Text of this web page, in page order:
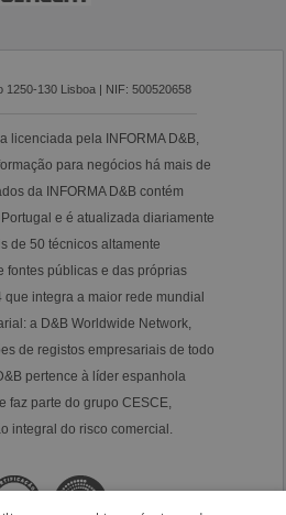
1250-130 Lisboa | NIF: 500520658
licenciada pela INFORMA D&B,
para negócios há mais de
da INFORMA D&B contém
e é atualizada diariamente
de 50 técnicos altamente
fontes públicas e das próprias
integra a maior rede mundial
a D&B Worldwide Network,
de registos empresariais de todo
pertence à líder espanhola
faz parte do grupo CESCE,
integral do risco comercial.